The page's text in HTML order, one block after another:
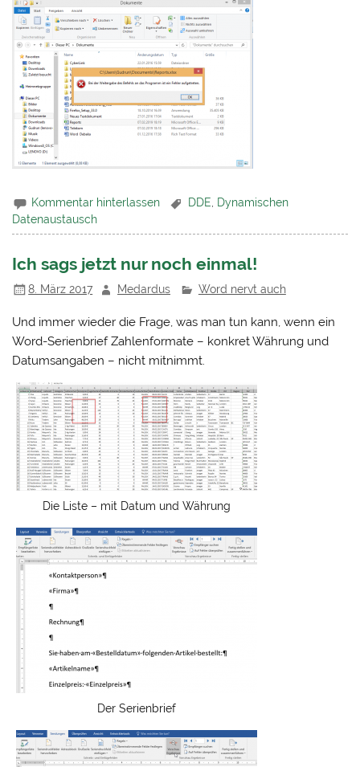
Kommentar hinterlassen DDE
Dynamischen
Datenaustausch
Ich sags jetzt nur noch einmal!
8. März 2017 Medardus Word nervt auch
Und immer wieder die Frage, was man tun kann, wenn ein
Word-Serienbrief Zahlenformate – konkret Währung und
Datumsangaben – nicht mitnimmt.
Die Liste – mit Datum und Währung
Der Serienbrief